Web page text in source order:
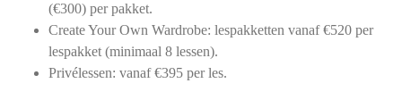
(€300) per pakket.
Create Your Own Wardrobe: lespakketten vanaf €520 per
lespakket (minimaal 8 lessen).
Privélessen: vanaf €395 per les.